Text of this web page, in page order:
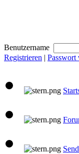
Benutzername
Registrieren | Passwort